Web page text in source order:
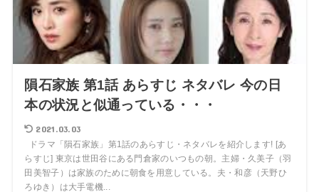
隕石家族 第1話 あらすじ ネタバレ 今の日
本の状況と似通っている・・・
2021.03.03
ドラマ「隕石家族」第1話のあらすじ・ネタバレを紹介します! [あ
らすじ] 東京は世田谷にある門倉家のいつもの朝。主婦・久美子（羽
田美智子）は家族のために朝食を用意している。夫・和彦（天野ひ
ろゆき）は大手電機...